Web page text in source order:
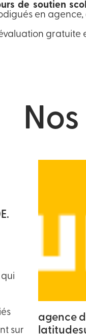
de soutien
en
gratuite
sur
agence